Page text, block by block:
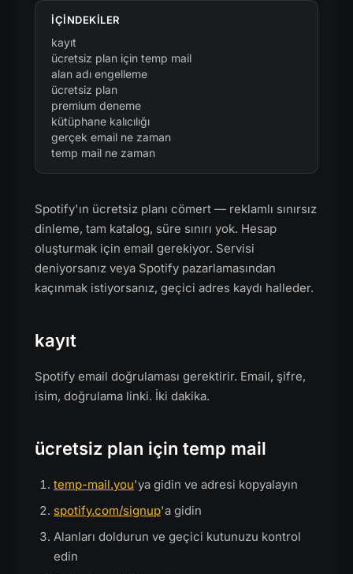
IÇINDEKILER
kayıt
ücretsiz plan için temp mail
alan adı engelleme
ücretsiz plan
premium deneme
kütüphane kalıcılığı
gerçek email ne zaman
temp mail ne zaman
Spotify'ın ücretsiz planı cömert — reklamlı sınırsız
dinleme, tam katalog, süre sınırı yok. Hesap
oluşturmak için email gerekiyor. Servisi
deniyorsanız veya Spotify pazarlamasından
kaçınmak istiyorsanız, geçici adres kaydı halleder.
kayıt
Spotify email doğrulaması gerektirir. Email, şifre,
isim, doğrulama linki. İki dakika.
ücretsiz plan için temp mail
temp-mail.you'ya gidin ve adresi kopyalayın
spotify.com/signup'a gidin
Alanları doldurun ve geçici kutunuzu kontrol
edin